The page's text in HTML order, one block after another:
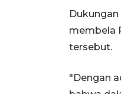
membela
tersebut.
"Dengan